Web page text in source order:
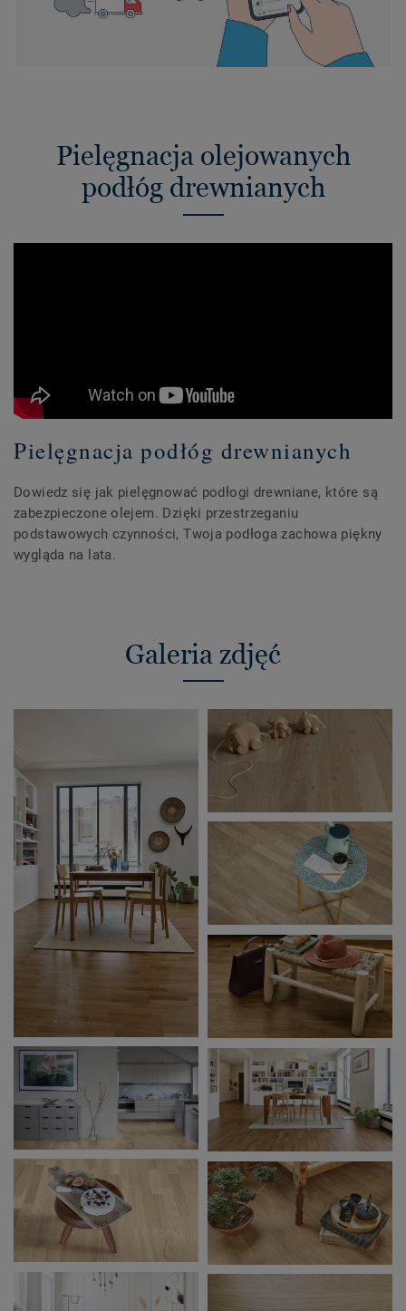
Pielęgnacja olejowanych
podłóg drewnianych
Pielęgnacja podłóg drewnianych
Dowiedz się jak pielęgnować podłogi drewniane, które są
zabezpieczone olejem. Dzięki przestrzeganiu
podstawowych czynności, Twoja podłoga zachowa piękny
wygląda na lata.
Galeria zdjęć